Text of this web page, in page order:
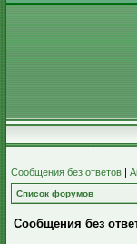
Сообщения без ответов |
Список форумов
Сообщения без